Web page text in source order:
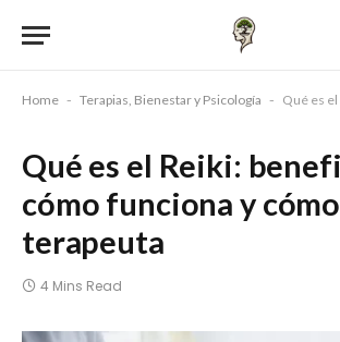
Home - Terapias, Bienestar y Psicología - Qué es el Reiki:
Qué es el Reiki:
cómo funciona y
terapeuta
4 Mins Read